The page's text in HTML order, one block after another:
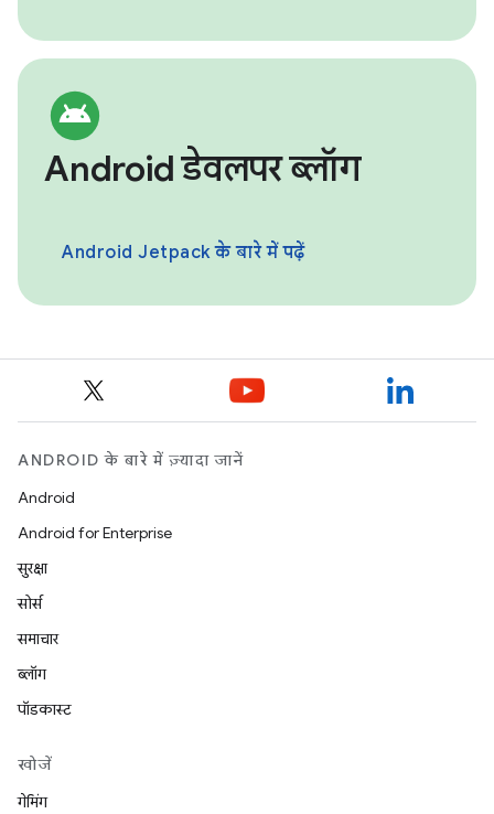
Android डेवलपर ब्लॉग
Android Jetpack के बारे में पढ़ें
ANDROID के बारे में ज़्यादा जानें
Android
Android for Enterprise
सुरक्षा
सोर्स
समाचार
ब्लॉग
पॉडकास्ट
खोजें
गेमिंग